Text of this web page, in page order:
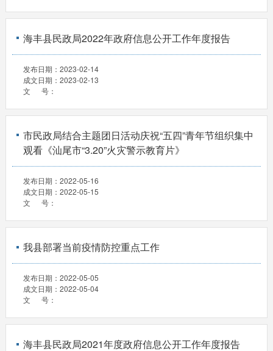
海丰县民政局2022年政府信息公开工作年度报告
发布日期： 2023-02-14
成文日期： 2023-02-13
文 号：
市民政局结合主题团日活动庆祝“五四”青年节组织集中
观看《汕尾市“3.20”火灾警示教育片》
发布日期： 2022-05-16
成文日期： 2022-05-15
文 号：
我县部署当前疫情防控重点工作
发布日期： 2022-05-05
成文日期： 2022-05-04
文 号：
海丰县民政局2021年度政府信息公开工作年度报告